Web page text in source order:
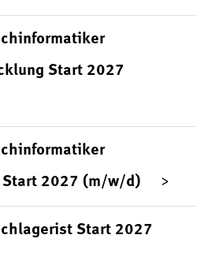
Start 2027
2027 (m/w/d)
Start 2027